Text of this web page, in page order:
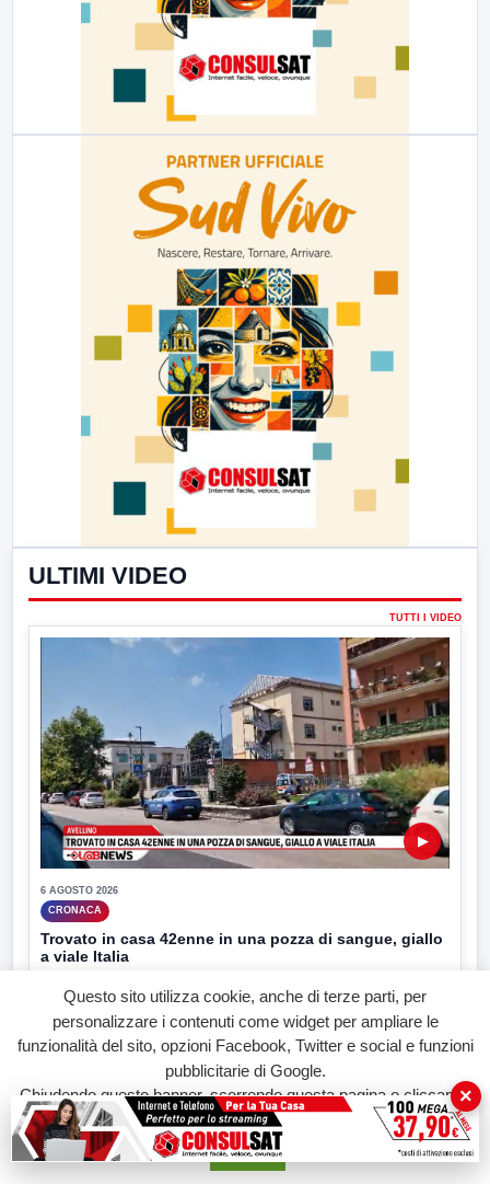
ULTIMI VIDEO
TUTTI I VIDEO
▶
6 AGOSTO 2026
CRONACA
Trovato in casa 42enne in una pozza di sangue, giallo
a viale Italia
Questo sito utilizza cookie, anche di terze parti, per
personalizzare i contenuti come widget per ampliare le
funzionalità del sito, opzioni Facebook, Twitter e social e funzioni
pubblicitarie di Google.
Chiudendo questo banner, scorrendo questa pagina o cliccando
su qualunque suo elemento acconsenti all'uso dei cookie.
Accetta
×